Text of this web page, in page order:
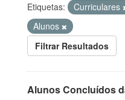
Etiquetas:
Curriculares
Alunos
Filtrar Resultados
Alunos Concluídos